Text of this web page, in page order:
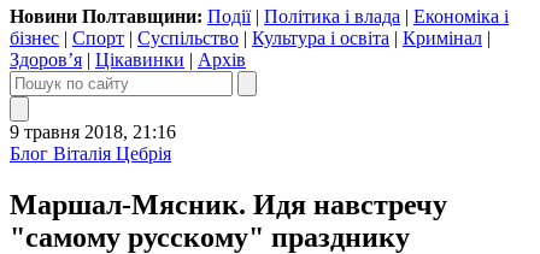
Новини Полтавщини: Події| Політика і влада | Економіка і
бізнес | Спорт | Суспільство | Культура і освіта | Кримінал |
Здоров’я | Цікавинки | Архів
9 травня 2018, 21:16
Блог Віталія Цебрія
Маршал-Мясник. Идя навстречу
"самому русскому" празднику